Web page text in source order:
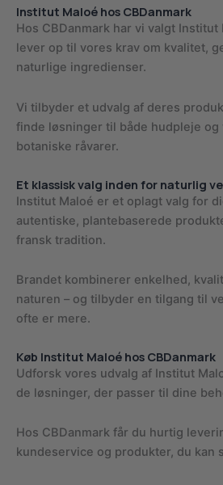
Institut Maloé hos CBDanmark
Hos CBDanmark har vi valgt
lever op til vores krav om kvalitet,
naturlige ingredienser.
Vi tilbyder et udvalg af deres
finde løsninger til både hudpleje
botaniske råvarer.
Et klassisk valg inden for naturlig
Institut Maloé er et oplagt valg for
autentiske, plantebaserede
fransk tradition.
Brandet kombinerer enkelhed,
naturen – og tilbyder en tilgang til
ofte er mere.
Køb Institut Maloé hos CBDanmark
Udforsk vores udvalg af Institut
de løsninger, der passer til dine
Hos CBDanmark får du hurtig
kundeservice og produkter, du kan